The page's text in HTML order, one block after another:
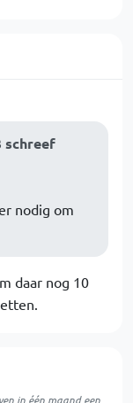
schreef
nodig om
daar nog 10
in één maand een